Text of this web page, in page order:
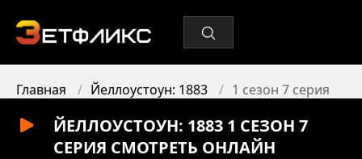
Главная Йеллоустоун: 1883 1 сезон 7 серия
ЙЕЛЛОУСТОУН: 1883 1 СЕЗОН 7
СЕРИЯ СМОТРЕТЬ ОНЛАЙН